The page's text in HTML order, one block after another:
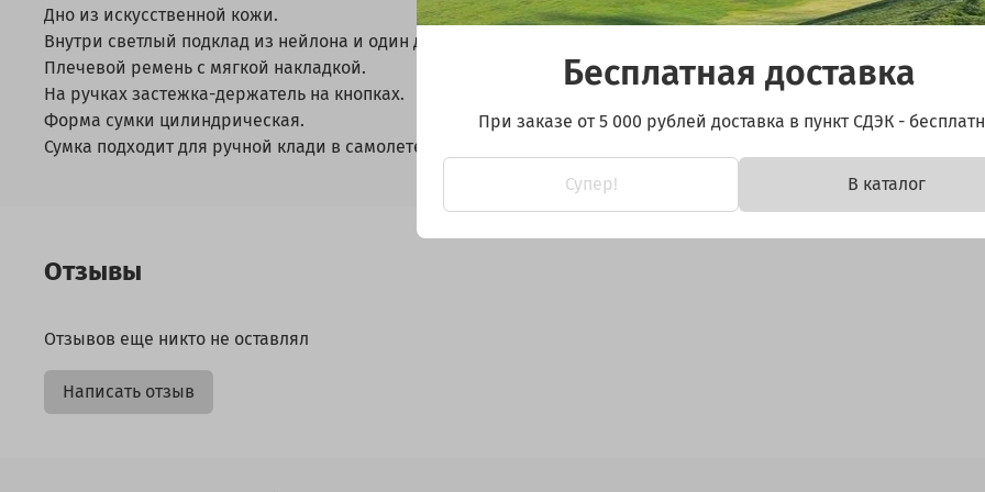
Дно из искусственной кожи.
Внутри светлый подклад из нейлона и один двойной карман.
Плечевой ремень с мягкой накладкой.
На ручках застежка-держатель на кнопках.
Форма сумки цилиндрическая.
Сумка подходит для ручной клади в самолете.
Отзывы
Отзывов еще никто не оставлял
Написать отзыв
Бесплатная доставка
При заказе от 5 000 рублей доставка в пункт СДЭК -
Супер! В каталог